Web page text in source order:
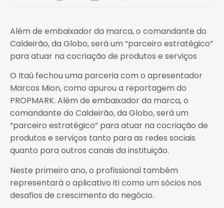
Além de embaixador da marca, o comandante do
Caldeirão, da Globo, será um “parceiro estratégico”
para atuar na cocriação de produtos e serviços
O Itaú fechou uma parceria com o apresentador
Marcos Mion, como apurou a reportagem do
PROPMARK. Além de embaixador da marca, o
comandante do Caldeirão, da Globo, será um
“parceiro estratégico” para atuar na cocriação de
produtos e serviços tanto para as redes sociais
quanto para outros canais da instituição.
Neste primeiro ano, o profissional também
representará o aplicativo iti como um sócios nos
desafios de crescimento do negócio.